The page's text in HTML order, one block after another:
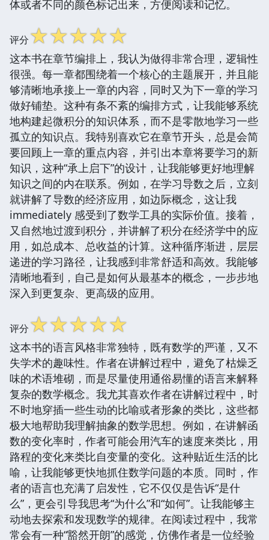
体或者不同的颜色标记出来，方便阅读和记忆。
评分☆☆☆☆☆
这本书在章节编排上，我认为做得非常合理，逻辑性
很强。每一章都围绕着一个核心的主题展开，并且能
够清晰地承接上一章的内容，同时又为下一章的学习
做好铺垫。这种有条不紊的编排方式，让我能够系统
地构建起微积分的知识体系，而不是零散地学习一些
孤立的知识点。我特别喜欢它在章节开头，总是会简
要回顾上一章的重点内容，并引出本章将要学习的新
知识，这种“承上启下”的设计，让我能够更好地理解
知识之间的内在联系。例如，在学习导数之后，立刻
就讲解了导数的经济应用，如边际概念，这让我
immediately 感受到了数学工具的实际价值。接着，
又自然地过渡到积分，并讲解了积分在经济学中的应
用，如总成本、总收益的计算。这种循序渐进，层层
递进的学习路径，让我感到非常舒适和高效。我能够
清晰地看到，自己是如何从最基本的概念，一步步地
深入到更复杂、更高级的应用。
评分☆☆☆☆☆
这本书的语言风格非常独特，既有数学的严谨，又不
失学术的趣味性。作者在讲解过程中，避免了枯燥乏
味的术语堆砌，而是尽量使用通俗易懂的语言来解释
复杂的数学概念。我尤其喜欢作者在讲解过程中，时
不时地穿插一些生动的比喻或者形象的类比，这些都
极大地帮助我理解抽象的数学思想。例如，在讲解函
数的变化率时，作者可能会用汽车的速度来类比，用
路程的变化来类比自变量的变化。这种贴近生活的比
喻，让我能够更快地抓住数学问题的本质。同时，作
者的语言也充满了启发性，它不仅仅是告诉“是什
么”，更会引导我思考“为什么”和“如何”。让我能够主
动地去探索和发现数学的规律。在阅读过程中，我常
常会有一种“豁然开朗”的感觉，仿佛作者是一位经验